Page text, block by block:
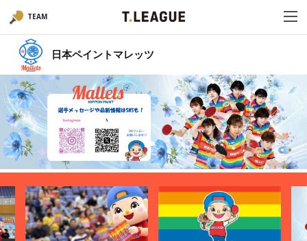
TEAM
日本ペイントマレッツ